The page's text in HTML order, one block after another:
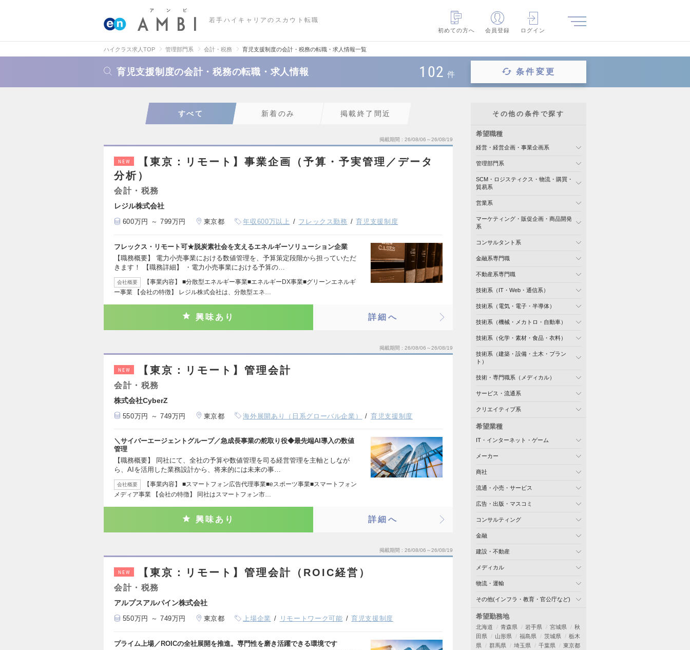
若手ハイキャリアのスカウト転職
初めての方へ
会員登録 ログイン
ハイクラス求人TOP 管理部門系 会計・税務 育児支援制度の会計・税務の転職・求人情報一覧
育児支援制度の会計・税務の転職・求人情報 102 件 条件変更
すべて 新着のみ 掲載終了間近
掲載期間 26/08/06～26/08/19
NEW
【東京：リモート】事業企画（予算・予実管理／データ
分析）
会計・税務
レジル株式会社
600万円 ～ 799万円 東京都 年収600万以上 フレックス勤務 育児支援制度
フレックス・リモート可★脱炭素社会を支えるエネルギーソリューション企業
【職務概要】 電力小売事業における数値管理を、予算策定段階から担っていただ
きます！ 【職務詳細】 ・電力小売事業における予算の…
会社概要
【事業内容】 ■分散型エネルギー事業■エネルギーDX事業■グリーンエネルギ
ー事業 【会社の特徴】 レジル株式会社は、分散型エネ…
興味あり 詳細へ
掲載期間 26/08/06～26/08/19
NEW 【東京：リモート】管理会計
会計・税務
株式会社CyberZ
550万円 ～ 749万円 東京都 海外展開あり（日系グローバル企業） 育児支援制度
＼サイバーエージェントグループ／急成長事業の舵取り役◆最先端AI導入の数値
管理
【職務概要】 同社にて、全社の予算や数値管理を司る経営管理を主軸としなが
ら、AIを活用した業務設計から、将来的には未来の事…
会社概要
【事業内容】 ■スマートフォン広告代理事業■eスポーツ事業■スマートフォン
メディア事業 【会社の特徴】 同社はスマートフォン市…
興味あり 詳細へ
掲載期間 26/08/06～26/08/19
NEW 【東京：リモート】管理会計（ROIC経営）
会計・税務
アルプスアルパイン株式会社
550万円 ～ 749万円 東京都 上場企業 リモートワーク可能 育児支援制度
プライム上場／ROICの全社展開を推進。専門性を磨き活躍できる環境です
その他の条件で探す
希望職種
経営・経営企画・事業企画系
管理部門系
SCM・ロジスティクス・物流・購買・
貿易系
営業系
マーケティング・販促企画・商品開発
系
コンサルタント系
金融系専門職
不動産系専門職
技術系（IT・Web・通信系）
技術系（電気・電子・半導体）
技術系（機械・メカトロ・自動車）
技術系（化学・素材・食品・衣料）
技術系（建築・設備・土木・プラン
ト）
技術・専門職系（メディカル）
サービス・流通系
クリエイティブ系
希望業種
IT・インターネット・ゲーム
メーカー
商社
流通・小売・サービス
広告・出版・マスコミ
コンサルティング
金融
建設・不動産
メディカル
物流・運輸
その他(インフラ・教育・官公庁など)
希望勤務地
北海道 青森県 岩手県 宮城県
秋
田県
山形県 福島県 茨城県
栃木
県
群馬県 埼玉県 千葉県
東京都